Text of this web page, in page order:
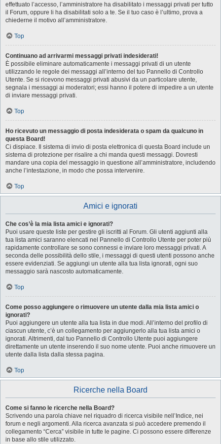
effettuato l’accesso, l’amministratore ha disabilitato i messaggi privati per tutto
il Forum, oppure li ha disabilitati solo a te. Se il tuo caso è l’ultimo, prova a
chiederne il motivo all’amministratore.
Top
Continuano ad arrivarmi messaggi privati indesiderati!
È possibile eliminare automaticamente i messaggi privati ​​di un utente
utilizzando le regole dei messaggi all’interno del tuo Pannello di Controllo
Utente. Se si ricevono messaggi privati ​​abusivi da un particolare utente,
segnala i messaggi ai moderatori; essi hanno il potere di impedire a un utente
di inviare messaggi privati​​.
Top
Ho ricevuto un messaggio di posta indesiderata o spam da qualcuno in
questa Board!
Ci dispiace. Il sistema di invio di posta elettronica di questa Board include un
sistema di protezione per risalire a chi manda questi messaggi. Dovresti
mandare una copia del messaggio in questione all’amministratore, includendo
anche l’intestazione, in modo che possa intervenire.
Top
Amici e ignorati
Che cos’è la mia lista amici e ignorati?
Puoi usare queste liste per gestire gli iscritti al Forum. Gli utenti aggiunti alla
tua lista amici saranno elencati nel Pannello di Controllo Utente per poter più
rapidamente controllare se sono connessi e inviare loro messaggi privati. A
seconda delle possibilità dello stile, i messaggi di questi utenti possono anche
essere evidenziati. Se aggiungi un utente alla tua lista ignorati, ogni suo
messaggio sarà nascosto automaticamente.
Top
Come posso aggiungere o rimuovere un utente dalla mia lista amici o
ignorati?
Puoi aggiungere un utente alla tua lista in due modi. All’interno del profilo di
ciascun utente, c’è un collegamento per aggiungerlo alla tua lista amici o
ignorati. Altrimenti, dal tuo Pannello di Controllo Utente puoi aggiungere
direttamente un utente inserendo il suo nome utente. Puoi anche rimuovere un
utente dalla lista dalla stessa pagina.
Top
Ricerche nella Board
Come si fanno le ricerche nella Board?
Scrivendo una parola chiave nel riquadro di ricerca visibile nell’Indice, nei
forum e negli argomenti. Alla ricerca avanzata si può accedere premendo il
collegamento “Cerca” visibile in tutte le pagine. Ci possono essere differenze
in base allo stile utilizzato.